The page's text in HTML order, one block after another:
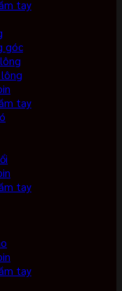
tay
góc
tay
tay
tay